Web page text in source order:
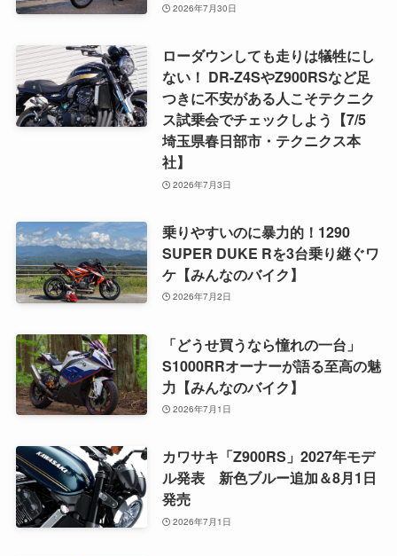
2026年7月30日
ローダウンしても走りは犠牲にし
ない！ DR-Z4SやZ900RSなど足
つきに不安がある人こそテクニク
ス試乗会でチェックしよう【7/5
埼玉県春日部市・テクニクス本
社】
2026年7月3日
乗りやすいのに暴力的！1290
SUPER DUKE Rを3台乗り継ぐワ
ケ【みんなのバイク】
2026年7月2日
「どうせ買うなら憧れの一台」
S1000RRオーナーが語る至高の魅
力【みんなのバイク】
2026年7月1日
カワサキ「Z900RS」2027年モデ
ル発表 新色ブルー追加＆8月1日
発売
2026年7月1日